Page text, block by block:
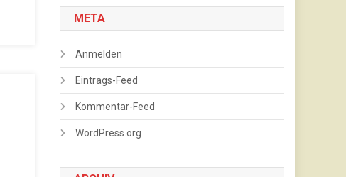
META
Anmelden
Eintrags-Feed
Kommentar-Feed
WordPress.org